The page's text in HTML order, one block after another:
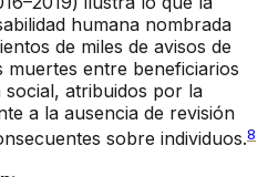
humana nombrada
de miles de avisos de
muertes entre beneficiarios
social, atribuidos por la
a la ausencia de revisión
sobre individuos.8